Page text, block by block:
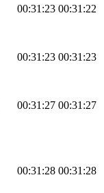
00:31:23 00:31:22
00:31:23 00:31:23
00:31:27 00:31:27
00:31:28 00:31:28